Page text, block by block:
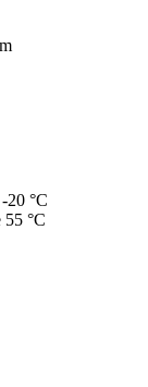
-20 °C
55 °C